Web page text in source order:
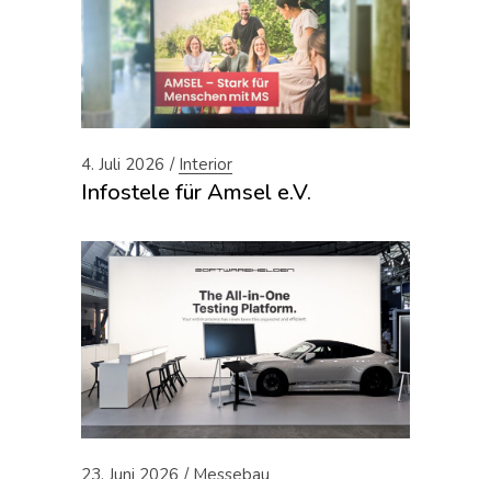
4. Juli 2026 Interior
Infostele für Amsel e.V.